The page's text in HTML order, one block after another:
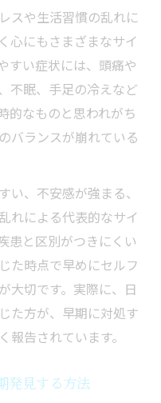
スや生活習慣の乱れに
心にもさまざまなサイ
すい症状には、頭痛や
不眠、手足の冷えなど
的なものと思われがち
バランスが崩れている
い、不安感が強まる、
れによる代表的なサイ
患と区別がつきにくい
た時点で早めにセルフ
大切です。実際に、日
た方が、早期に対処す
告されています。
発見する方法